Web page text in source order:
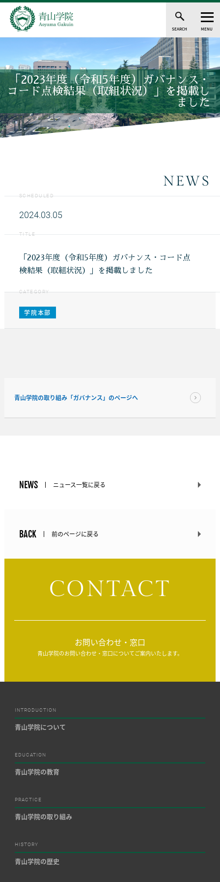
SEARCH MENU
「2023年度（令和5年度）ガバナンス・
コード点検結果（取組状況）」を掲載し
ました
NEWS
SCHEDULED
2024.03.05
TITLE
「2023年度（令和5年度）ガバナンス・コード点
検結果（取組状況）」を掲載しました
CATEGORY
学院本部
青山学院の取り組み「ガバナンス」のページへ
NEWS ニュース一覧に戻る
BACK 前のページに戻る
CONTACT
お問い合わせ・窓口
青山学院のお問い合わせ・窓口についてご案内いたします。
INTRODUCTION
青山学院について
EDUCATION
青山学院の教育
PRACTICE
青山学院の取り組み
HISTORY
青山学院の歴史